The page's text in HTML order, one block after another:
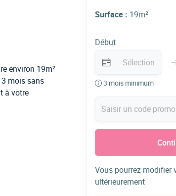
environ 19m²
mois sans
à votre
Surface : 19m²
Début
3 mois minimum
Vous pourrez modifier
ultérieurement